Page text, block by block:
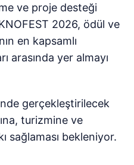
ve proje desteği
2026, ödül ve
en kapsamlı
arasında yer almayı
gerçekleştirilecek
turizmine ve
sağlaması bekleniyor.